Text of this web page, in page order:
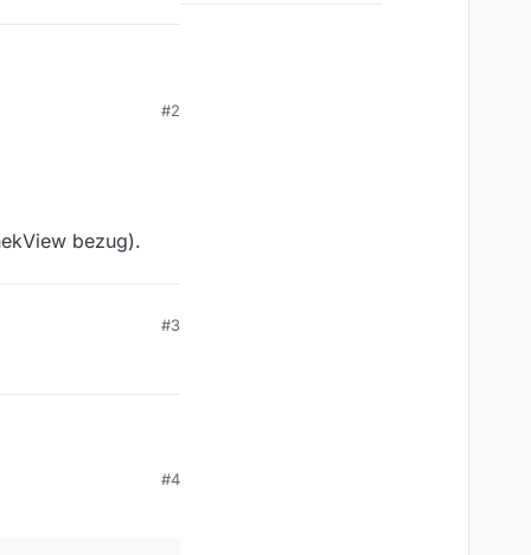
#2
bezug).
#3
#4